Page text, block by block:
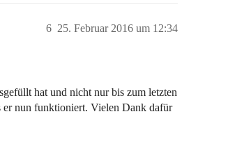
25. Februar 2016 um 12:34
6
hat und nicht nur bis zum letzten
er nun funktioniert. Vielen Dank dafür